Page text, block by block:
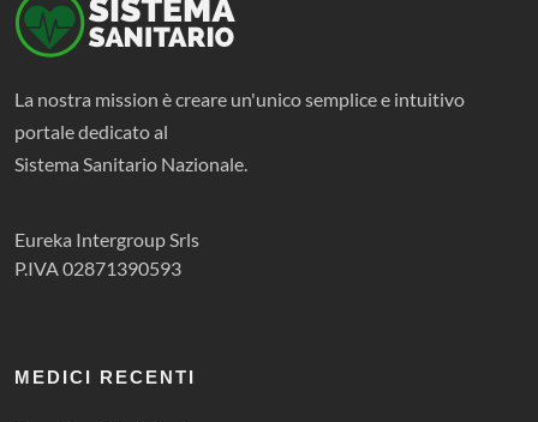
La nostra mission è creare un'unico semplice e intuitivo
portale dedicato al
Sistema Sanitario Nazionale.
Eureka Intergroup Srls
P.IVA 02871390593
MEDICI RECENTI